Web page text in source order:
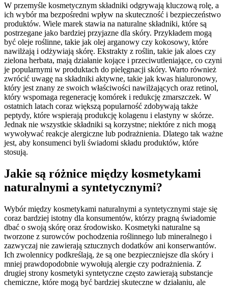
W przemyśle kosmetycznym składniki odgrywają kluczową rolę, a
ich wybór ma bezpośredni wpływ na skuteczność i bezpieczeństwo
produktów. Wiele marek stawia na naturalne składniki, które są
postrzegane jako bardziej przyjazne dla skóry. Przykładem mogą
być oleje roślinne, takie jak olej arganowy czy kokosowy, które
nawilżają i odżywiają skórę. Ekstrakty z roślin, takie jak aloes czy
zielona herbata, mają działanie kojące i przeciwutleniające, co czyni
je popularnymi w produktach do pielęgnacji skóry. Warto również
zwrócić uwagę na składniki aktywne, takie jak kwas hialuronowy,
który jest znany ze swoich właściwości nawilżających oraz retinol,
który wspomaga regenerację komórek i redukcję zmarszczek. W
ostatnich latach coraz większą popularność zdobywają także
peptydy, które wspierają produkcję kolagenu i elastyny w skórze.
Jednak nie wszystkie składniki są korzystne; niektóre z nich mogą
wywoływać reakcje alergiczne lub podrażnienia. Dlatego tak ważne
jest, aby konsumenci byli świadomi składu produktów, które
stosują.
Jakie są różnice między kosmetykami
naturalnymi a syntetycznymi?
Wybór między kosmetykami naturalnymi a syntetycznymi staje się
coraz bardziej istotny dla konsumentów, którzy pragną świadomie
dbać o swoją skórę oraz środowisko. Kosmetyki naturalne są
tworzone z surowców pochodzenia roślinnego lub mineralnego i
zazwyczaj nie zawierają sztucznych dodatków ani konserwantów.
Ich zwolennicy podkreślają, że są one bezpieczniejsze dla skóry i
mniej prawdopodobnie wywołują alergie czy podrażnienia. Z
drugiej strony kosmetyki syntetyczne często zawierają substancje
chemiczne, które mogą być bardziej skuteczne w działaniu, ale